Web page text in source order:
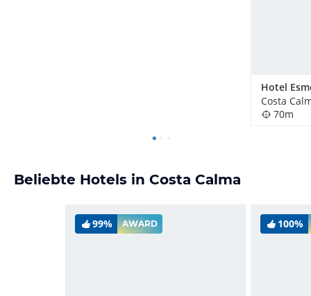
Costa
70m
Beliebte Hotels in Costa Calma
99% AWARD 100%